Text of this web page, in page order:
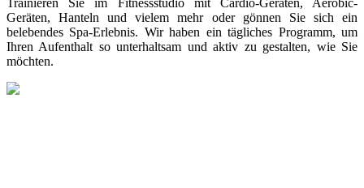
Geräten, Hanteln und vielem mehr oder gönnen Sie sich ein
belebendes Spa-Erlebnis. Wir haben ein tägliches Programm, um
Ihren Aufenthalt so unterhaltsam und aktiv zu gestalten, wie Sie
möchten.